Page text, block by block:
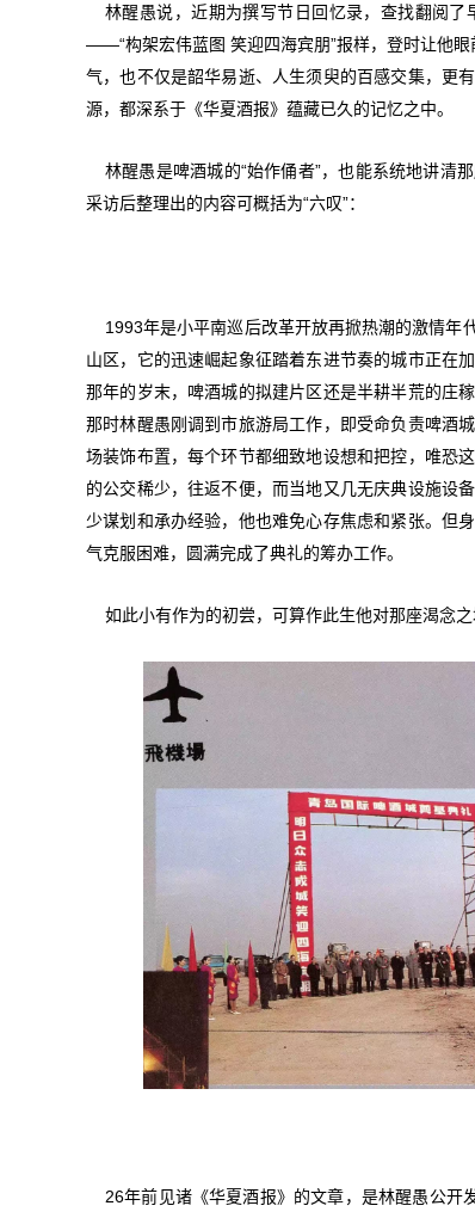
林醒愚说，近期为撰写节日回忆录，查找翻阅
——“构架宏伟蓝图 笑迎四海宾朋”报样，登时让他眼
气，也不仅是韶华易逝、人生须臾的百感交集，更
源，都深系于《华夏酒报》蕴藏已久的记忆之中。
林醒愚是啤酒城的“始作俑者”，也能系统地讲清
采访后整理出的内容可概括为“六叹”：
1993年是小平南巡后改革开放再掀热潮的激情年
山区，它的迅速崛起象征踏着东进节奏的城市正在
那年的岁末，啤酒城的拟建片区还是半耕半荒的庄
那时林醒愚刚调到市旅游局工作，即受命负责啤酒
场装饰布置，每个环节都细致地设想和把控，唯恐
的公交稀少，往返不便，而当地又几无庆典设施设
少谋划和承办经验，他也难免心存焦虑和紧张。但
气克服困难，圆满完成了典礼的筹办工作。
如此小有作为的初尝，可算作此生他对那座渴念之
26年前见诸《华夏酒报》的文章，是林醒愚公开